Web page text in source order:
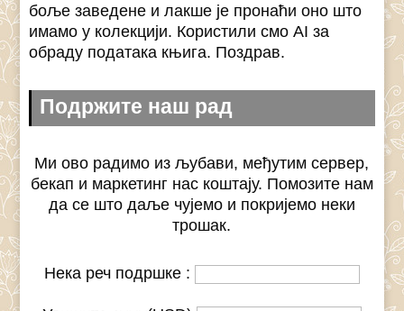
боље заведене и лакше је пронаћи оно што
имамо у колекцији. Користили смо AI за
обраду података књига. Поздрав.
Подржите наш рад
Ми ово радимо из љубави, међутим сервер,
бекап и маркетинг нас коштају. Помозите нам
да се што даље чујемо и покријемо неки
трошак.
Нека реч подршке :